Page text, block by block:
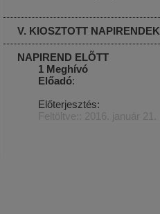
V. KIOSZTOTT NAPIRENDEK
NAPIREND ELÕTT
1 Meghívó
Előadó:
Előterjesztés:
Feltöltve:: 2016. január 21.